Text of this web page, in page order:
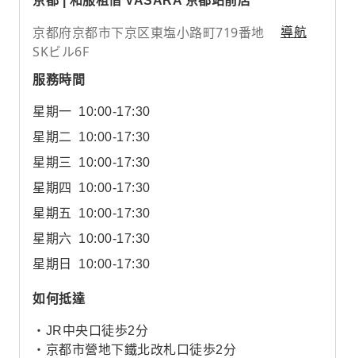
京都府京都市下京区東塩小路町719番地
SKビル6F
導航
服務時間
星期一 10:00-17:30
星期二
10:00-17:30
星期三
10:00-17:30
星期四
10:00-17:30
星期五
10:00-17:30
星期六 10:00-17:30
星期日
10:00-17:30
如何抵達
・JR中央口徒歩2分
・京都市營地下鐵北改札口徒歩2分